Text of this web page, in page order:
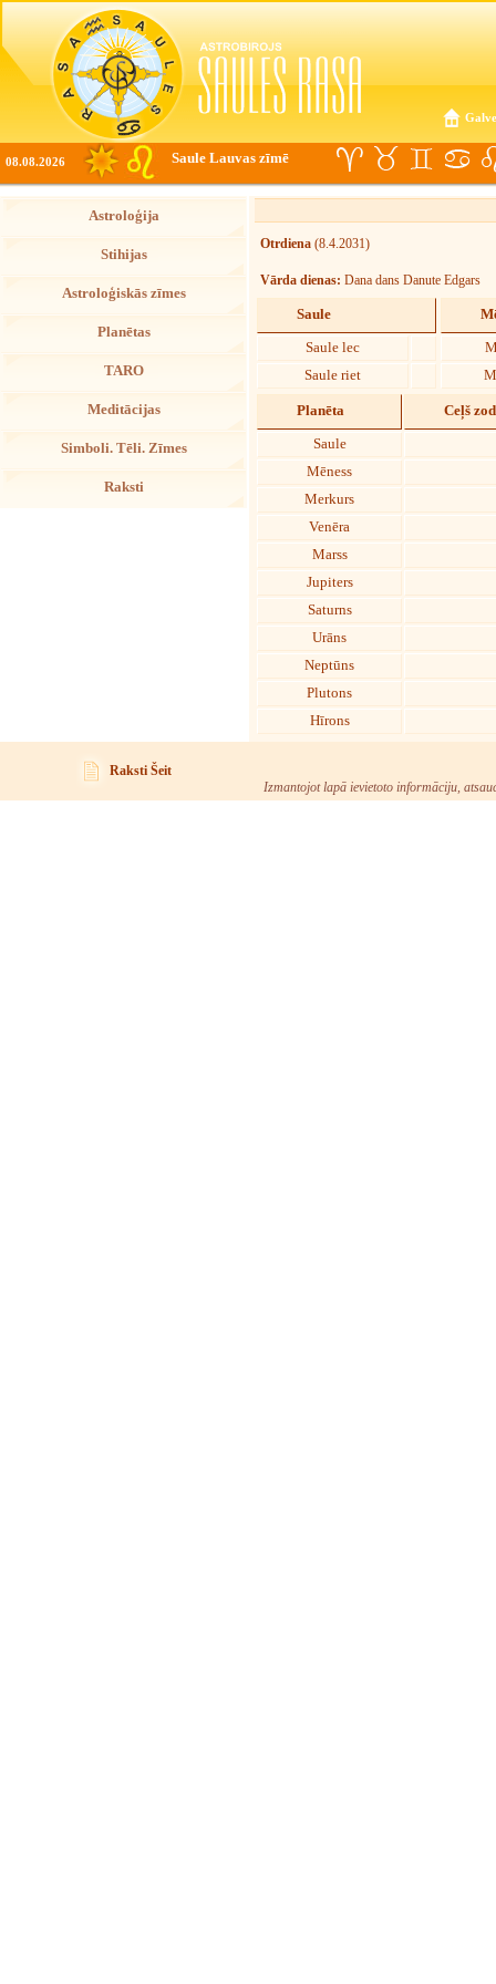
08.08.2026 Saule Lauvas zīmē
Astroloģija
Stihijas
Astroloģiskās zīmes
Planētas
TARO
Meditācijas
Simboli. Tēli. Zīmes
Raksti
Otrdiena (8.4.2031)
Vārda dienas: Dana dans Danute Edgars
Saule
Saule lec
Saule riet
Planēta Ceļš
Saule
Mēness
Merkurs
Venēra
Marss
Jupiters
Saturns
Urāns
Neptūns
Plutons
Hīrons
Raksti Šeit
Izmantojot lapā ievietoto informāciju,